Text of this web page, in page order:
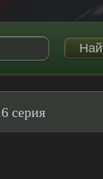
серия